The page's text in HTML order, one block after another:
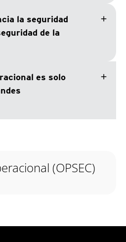
la seguridad
de la
add
es solo
add
(OPSEC)